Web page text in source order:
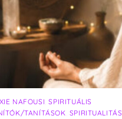
NAFOUSI ,SPIRITUÁLIS
TANÍTÁSOK SPIRITUALITÁS